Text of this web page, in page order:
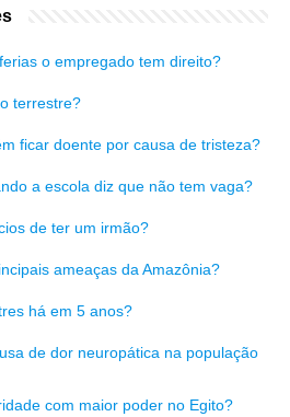
o empregado tem direito?
terrestre?
ficar doente por causa de tristeza?
a escola diz que não tem vaga?
de ter um irmão?
ameaças da Amazônia?
há em 5 anos?
de dor neuropática na população
com maior poder no Egito?